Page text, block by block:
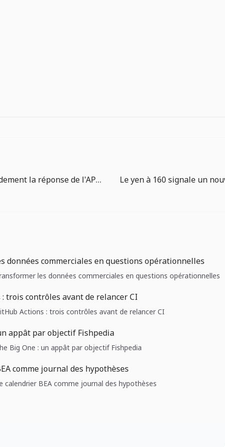
Vérifiez rapidement la réponse de l'API et la charge utile du webhook avec le décodeur Base64
données commerciales en questions opérationnelles
les données commerciales en questions opérationnelles
trois contrôles avant de relancer CI
Actions : trois contrôles avant de relancer CI
appât par objectif Fishpedia
Big One : un appât par objectif Fishpedia
comme journal des hypothèses
calendrier BEA comme journal des hypothèses